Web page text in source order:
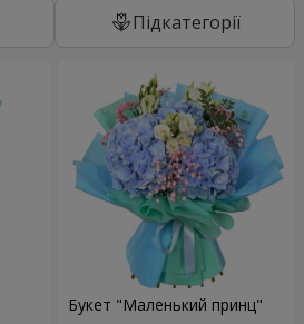
Підкатегорії
Букет "Маленький принц"